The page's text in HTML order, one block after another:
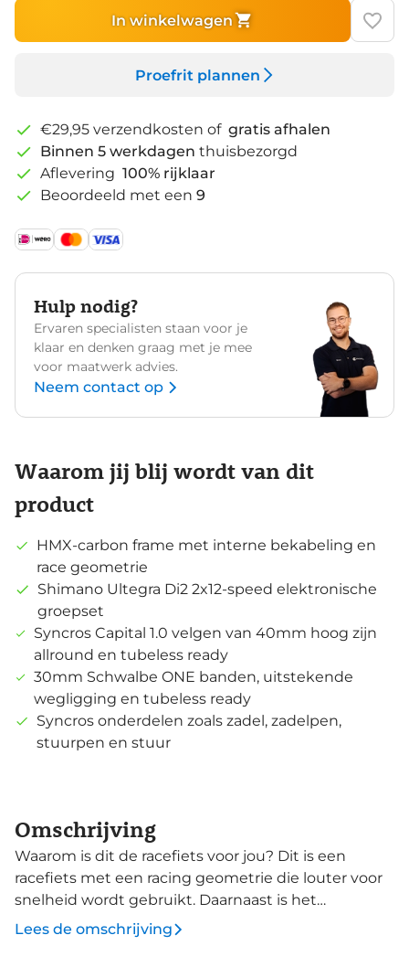
In winkelwagen
Proefrit plannen
€29,95 verzendkosten of gratis afhalen
Binnen 5 werkdagen thuisbezorgd
Aflevering 100% rijklaar
Beoordeeld met een 9
Hulp nodig?
Ervaren specialisten staan voor je
klaar en denken graag met je mee
voor maatwerk advies.
Neem contact op
Waarom jij blij wordt van dit
product
HMX-carbon frame met interne bekabeling en
race geometrie
Shimano Ultegra Di2 2x12-speed elektronische
groepset
Syncros Capital 1.0 velgen van 40mm hoog zijn
allround en tubeless ready
30mm Schwalbe ONE banden, uitstekende
wegligging en tubeless ready
Syncros onderdelen zoals zadel, zadelpen,
stuurpen en stuur
Omschrijving
Waarom is dit de racefiets voor jou? Dit is een
racefiets met een racing geometrie die louter voor
snelheid wordt gebruikt. Daarnaast is het
materiaalgebruik gericht op lichtheid in combinatie
met maximale stijfheid en efficiëntie. HMX-carbon
Lees de omschrijving